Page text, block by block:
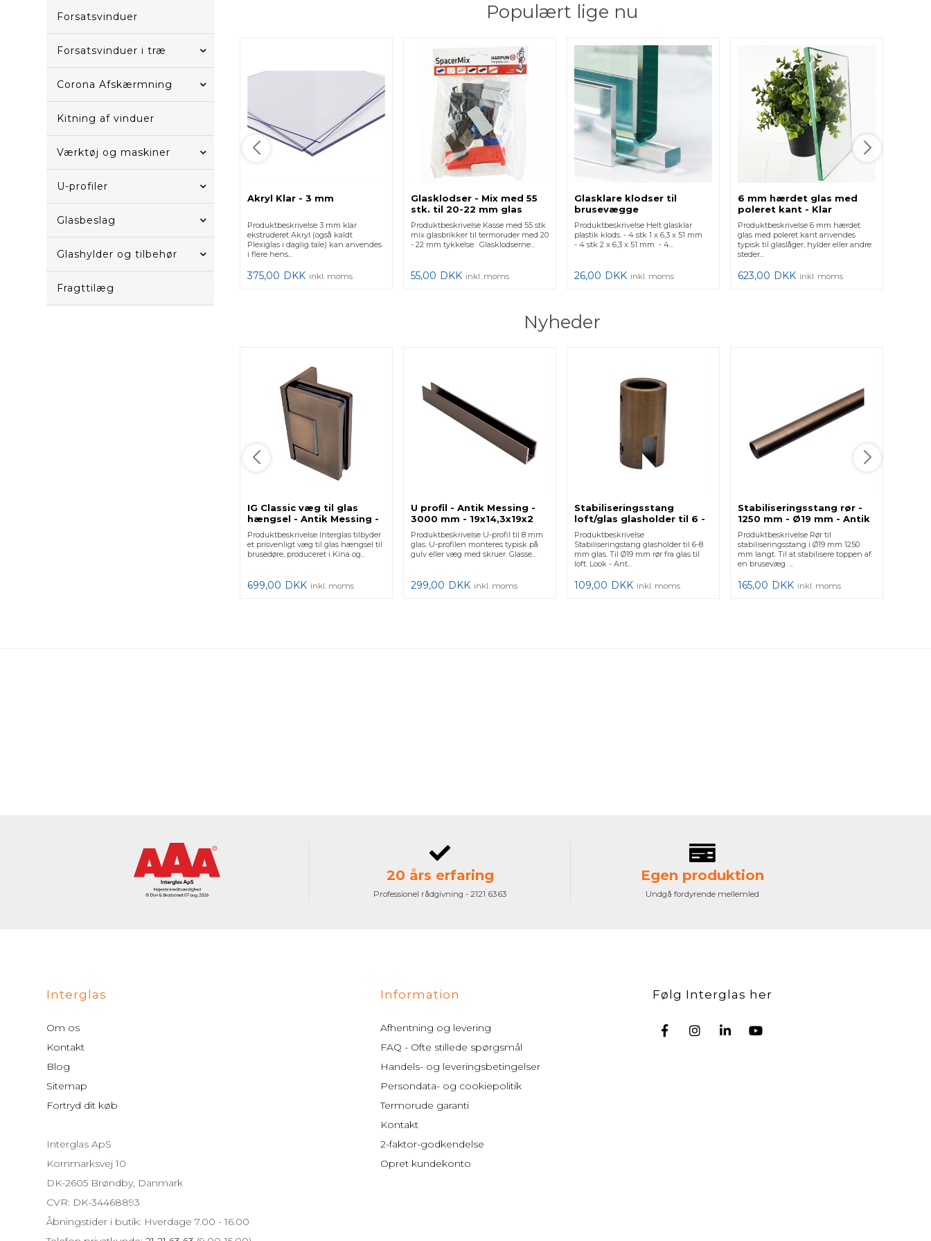
Forsatsvinduer
Forsatsvinduer i træ
Corona Afskærmning
Kitning af vinduer
Værktøj og maskiner
U-profiler
Glasbeslag
Glashylder og tilbehør
Fragttilæg
Populært lige nu
Akryl Klar - 3 mm
Produktbeskrivelse 3 mm klar
ekstruderet Akryl (også kaldt
Plexiglas i daglig tale) kan anvendes
i flere hens...
375,00 DKK inkl. moms
Glasklodser - Mix med 55
stk. til 20-22 mm glas
Produktbeskrivelse Kasse med 55 stk
mix glasbrikker til termoruder med 20
- 22 mm tykkelse. Glasklodserne...
55,00 DKK inkl. moms
Glasklare klodser til
brusevægge
Produktbeskrivelse Helt glasklar
plastik klods. - 4 stk 1 x 6,3 x 51 mm
- 4 stk 2 x 6,3 x 51 mm - 4...
26,00 DKK inkl. moms
6 mm hærdet glas med
poleret kant - Klar
Produktbeskrivelse 6 mm hærdet
glas med poleret kant anvendes
typisk til glaslåger, hylder eller andre
steder...
623,00 DKK inkl. moms
Nyheder
IG Classic væg til glas
hængsel - Antik Messing -
1 stk.
Produktbeskrivelse Interglas tilbyder
et prisvenligt væg til glas hængsel til
brusedøre, produceret i Kina og...
699,00 DKK inkl. moms
U profil - Antik Messing -
3000 mm - 19x14,3x19x2
mm
Produktbeskrivelse U-profil til 8 mm
glas. U-profilen monteres typisk på
gulv eller væg med skruer. Glasse...
299,00 DKK inkl. moms
Stabiliseringsstang
loft/glas glasholder til 6 -
8 mm glas - Antik Messing
Produktbeskrivelse
Stabiliseringstang glasholder til 6-8
mm glas. Til Ø19 mm rør fra glas til
loft. Look - Ant...
109,00 DKK inkl. moms
Stabiliseringsstang rør -
1250 mm - Ø19 mm - Antik
Messing
Produktbeskrivelse Rør til
stabiliseringsstang i Ø19 mm 1250
mm langt. Til at stabilisere toppen af
en brusevæg. ...
165,00 DKK inkl. moms
20 års erfaring
Professionel rådgivning - 2121 6363
Egen produktion
Undgå fordyrende mellemled
Interglas
Om os
Kontakt
Blog
Sitemap
Fortryd dit køb
Interglas ApS
Kornmarksvej 10
DK-2605 Brøndby, Danmark
CVR: DK-34468893
Åbningstider i butik: Hverdage 7.00 - 16.00
Information
Afhentning og levering
FAQ - Ofte stillede spørgsmål
Handels- og leveringsbetingelser
Persondata- og cookiepolitik
Termorude garanti
Kontakt
2-faktor-godkendelse
Opret kundekonto
Følg Interglas her